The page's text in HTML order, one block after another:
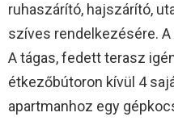
ruhaszárító, hajszárító,
szíves rendelkezésére.
A tágas, fedett terasz
étkezőbútoron kívül 4
apartmanhoz egy